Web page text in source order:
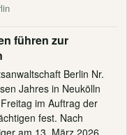
führen zur
Berlin Nr.
Jahres in Neukölln
im Auftrag der
fest. Nach
am 13. März 2026